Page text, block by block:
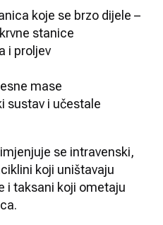
koje se brzo dijele –
stanice
i proljev
mase
sustav i učestale
se intravenski,
koji uništavaju
i taksani koji ometaju